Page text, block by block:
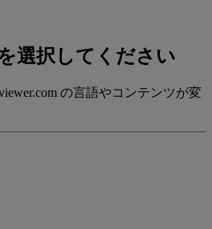
選択してください
の言語やコンテンツが変